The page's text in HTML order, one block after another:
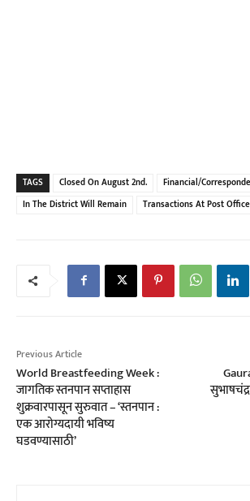
TAGS Closed On August 2nd.
Financial/
In The District Will Remain
Transactions At Post
Previous Article
World Breastfeeding Week :
जागतिक स्तनपान सप्ताहास
शुक्रवारपासून सुरुवात – ‘स्तनपान :
एक आरोग्यदायी भविष्य
घडवण्यासाठी’